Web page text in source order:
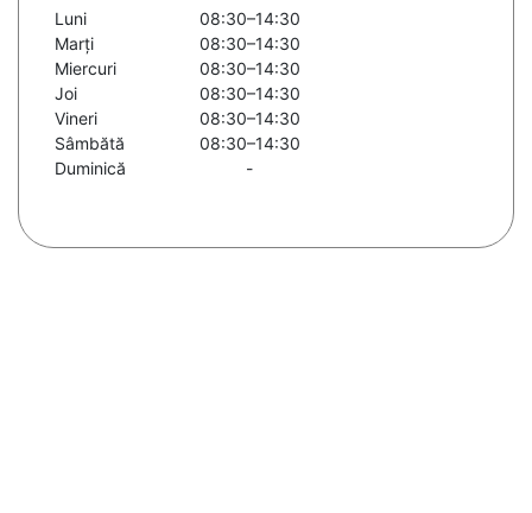
Luni
08:30–14:30
Marți
08:30–14:30
Miercuri
08:30–14:30
Joi
08:30–14:30
Vineri
08:30–14:30
Sâmbătă
08:30–14:30
Duminică
-